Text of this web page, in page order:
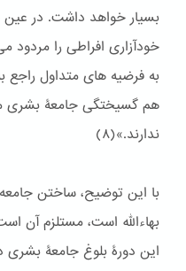
بسیار خواهد داشت. در عین
خودآزاری افراطی را
به فرضیه های متداول
هم گسیختگی جامعۀ بشری
ندارند.»(٨)
با این توضیح، ساختن
بهاءالله است، مستلزم آن
این دورۀ بلوغ جامعۀ بشری